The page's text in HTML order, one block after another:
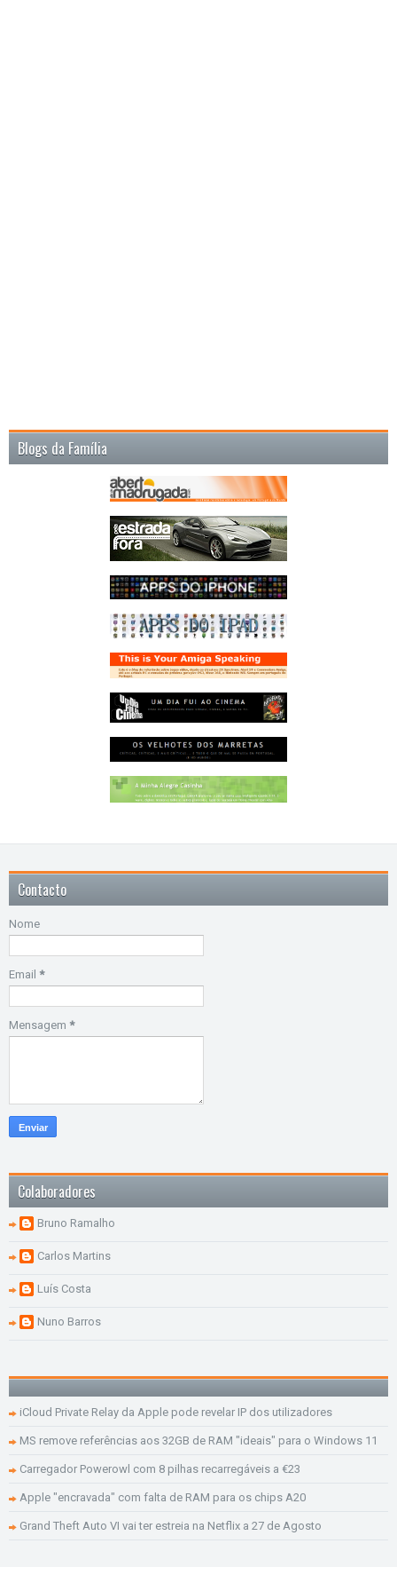
Blogs da Família
Contacto
Nome
Email *
Mensagem *
Colaboradores
Bruno Ramalho
Carlos Martins
Luís Costa
Nuno Barros
iCloud Private Relay da Apple pode revelar IP dos utilizadores
MS remove referências aos 32GB de RAM "ideais" para o Windows 11
Carregador Powerowl com 8 pilhas recarregáveis a €23
Apple "encravada" com falta de RAM para os chips A20
Grand Theft Auto VI vai ter estreia na Netflix a 27 de Agosto